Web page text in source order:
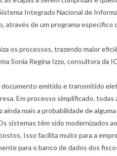
Integrado Nacional de
de um programa específico
os processos, trazendo maior
Sonia Regina Izzo, consultora da
emitido e transmitido
Em processo simplificado, todas
mais a probabilidade de
sistemas têm sido modernizados
Isso facilita muito para a
para o banco de dados dos